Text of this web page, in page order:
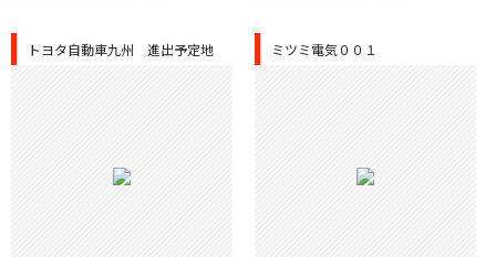
トヨタ自動車九州 進出予定地 ミツミ電気００１